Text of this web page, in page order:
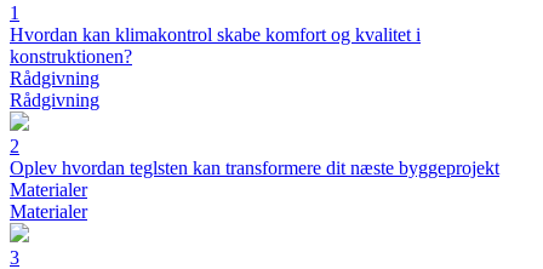
1
Hvordan kan klimakontrol skabe komfort og kvalitet i
konstruktionen?
Rådgivning
Rådgivning
2
Oplev hvordan teglsten kan transformere dit næste byggeprojekt
Materialer
Materialer
3